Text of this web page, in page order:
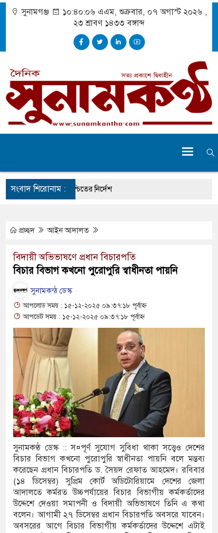
সুনামগঞ্জ ১০:৪০:০৭ এএম, শুক্রবার, ০৭ অগাস্ট ২০২৬ ,
২৩ শ্রাবণ ১৪৩৩ বঙ্গাব্দ
সংবাদ শিরোনাম :
চিকিৎসা নিশ্চিতের নির্দেশ
ভাগাড়
অস্তিত্ব সংকটে বাউসা-কেশবপুর গ্রাম
হাওরের শত শত শিক্ষার্থীর
ইসলামের প্রতিপক্ষের সব অভিযোগ
না, পাম্পে দীর্ঘ লাইন
দালাল চক্র
প্রশাসনিক ভবনের উদ্বোধন
মুরোদ আওয়ামী লীগের নেই :
আইনে মামলা: নাদের, পলিন, রিপন-
প্রচ্ছদ আইন আদালত
বিদায়ী অভিভাষণে প্রধান বিচারপতি
বিচার বিভাগ কখনো পুরোপুরি স্বাধীনতা পায়নি
সুনামকন্ঠ ডেস্ক
আপলোড সময় : ১৫-১২-২০২৫ ০৯:৩৭:১৮ পূর্বাহ্ন
আপডেট সময় : ১৫-১২-২০২৫ ০৯:৩৭:১৮ পূর্বাহ্ন
সুনামকণ্ঠ ডেস্ক :: স¤পূর্ণ সুযোগ সুবিধা থাকা সত্ত্বেও দেশের
বিচার বিভাগ কখনো পুরোপুরি স্বাধীনতা পায়নি বলে মন্তব্য
করেছেন প্রধান বিচারপতি ড. সৈয়দ রেফাত আহমেদ। রবিবার
(১৪ ডিসেম্বর) সুপ্রিম কোর্ট অডিটোরিয়ামে দেশের জেলা
আদালতে কর্মরত উচ্চপর্যায়ের বিচার বিভাগীয় কর্মকর্তাদের
উদ্দেশে দেওয়া সমাপনী ও বিদায়ী অভিভাষণে তিনি এ কথা
বলেন। আগামী ২৭ ডিসেম্বর প্রধান বিচারপতি অবসরে যাবেন।
অবসরের আগে বিচার বিভাগীয় কর্মকর্তাদের উদ্দেশে এটাই